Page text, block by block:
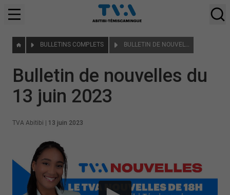
BULLETINS COMPLETS BULLETIN DE NOUVELLES DU 13 JUIN 2023
Bulletin de nouvelles du
13 juin 2023
TVA Abitibi 13 juin 2023